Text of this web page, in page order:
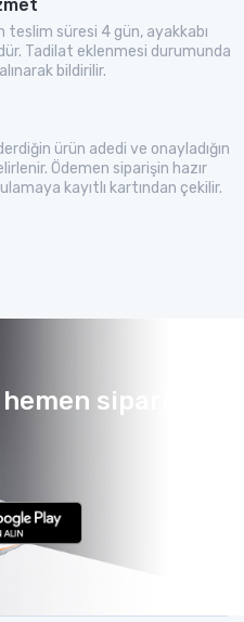
teslim süresi 4 gün, ayakkabı
Tadilat eklenmesi durumunda
bildirilir.
ürün adedi ve onayladığın
Ödemen siparişin hazır
kayıtlı kartından çekilir.
sipariş